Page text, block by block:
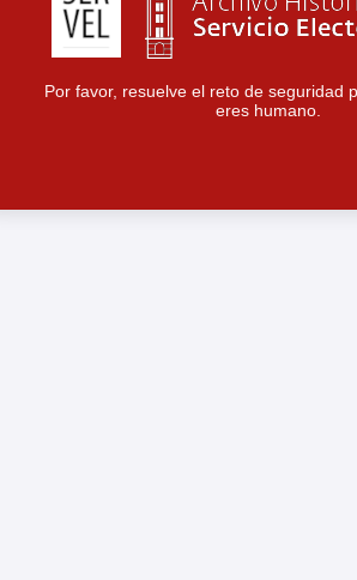
Por favor, resuelve el reto de seguridad
eres humano.